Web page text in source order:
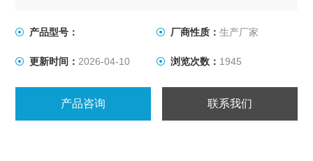
产品型号： 厂商性质： 生产厂家
更新时间： 2026-04-10 浏览次数： 1945
产品咨询 联系我们